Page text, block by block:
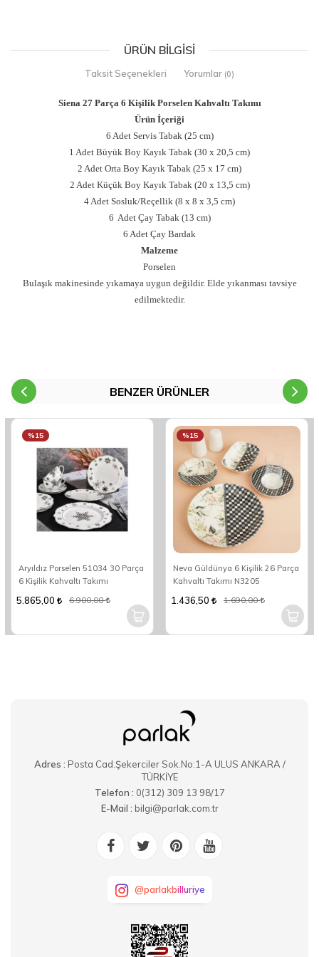
ÜRÜN BILGISI
Taksit Seçenekleri Yorumlar (0)
Siena 27 Parça 6 Kişilik Porselen Kahvaltı Takımı
Ürün İçeriği
6 Adet Servis Tabak (25 cm)
1 Adet Büyük Boy Kayık Tabak (30 x 20,5 cm)
2 Adet Orta Boy Kayık Tabak (25 x 17 cm)
2 Adet Küçük Boy Kayık Tabak (20 x 13,5 cm)
4 Adet Sosluk/Reçellik (8 x 8 x 3,5 cm)
6 Adet Çay Tabak (13 cm)
6 Adet Çay Bardak
Malzeme
Porselen
Bulaşık makinesinde yıkamaya uygun değildir. Elde yıkanması tavsiye
edilmektedir.
BENZER ÜRÜNLER
Aryıldız Porselen 51034 30 Parça
6 Kişilik Kahvaltı Takımı
%15
5.865,00 6.900,00
Neva Güldünya 6 Kişilik 26 Parça
Kahvaltı Takımı N3205
%15
1.436,50 1.690,00
Adres : Posta Cad.Şekerciler Sok.No:1-A ULUS ANKARA /
TÜRKİYE
Telefon : 0(312) 309 13 98/17
E-Mail : bilgi@parlak.com.tr
@parlakbilluriye